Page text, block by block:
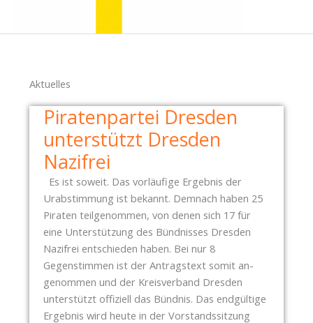
Aktuelles
Piratenpartei Dresden
unterstützt Dresden
Nazifrei
Es ist soweit. Das vorläufige Ergebnis der
Urabstimmung ist bekannt. Demnach haben 25
Piraten teilgenommen, von denen sich 17 für
eine Unterstützung des Bündnisses Dresden
Nazifrei entschieden haben. Bei nur 8
Gegenstimmen ist der Antragstext somit an-
genommen und der Kreisverband Dresden
unterstützt offiziell das Bündnis. Das endgültige
Ergebnis wird heute in der Vorstandssitzung